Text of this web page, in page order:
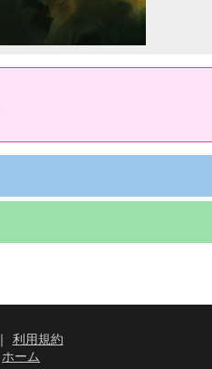
｜
利用規約
ホーム